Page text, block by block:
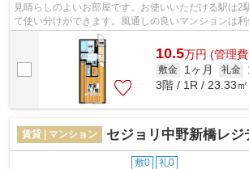
見晴らしのよいお部屋です。お使いいただける駅は2
て使い分けができます。風通しの良いマンションは
す。駅近くに立地する物件で、徒歩11分程...
10.5万円 (管理
敷金 1ヶ月 礼金
3階 / 1R / 23.33㎡
賃貸 | マンション セジョリ中野新橋レジ
敷0 礼0